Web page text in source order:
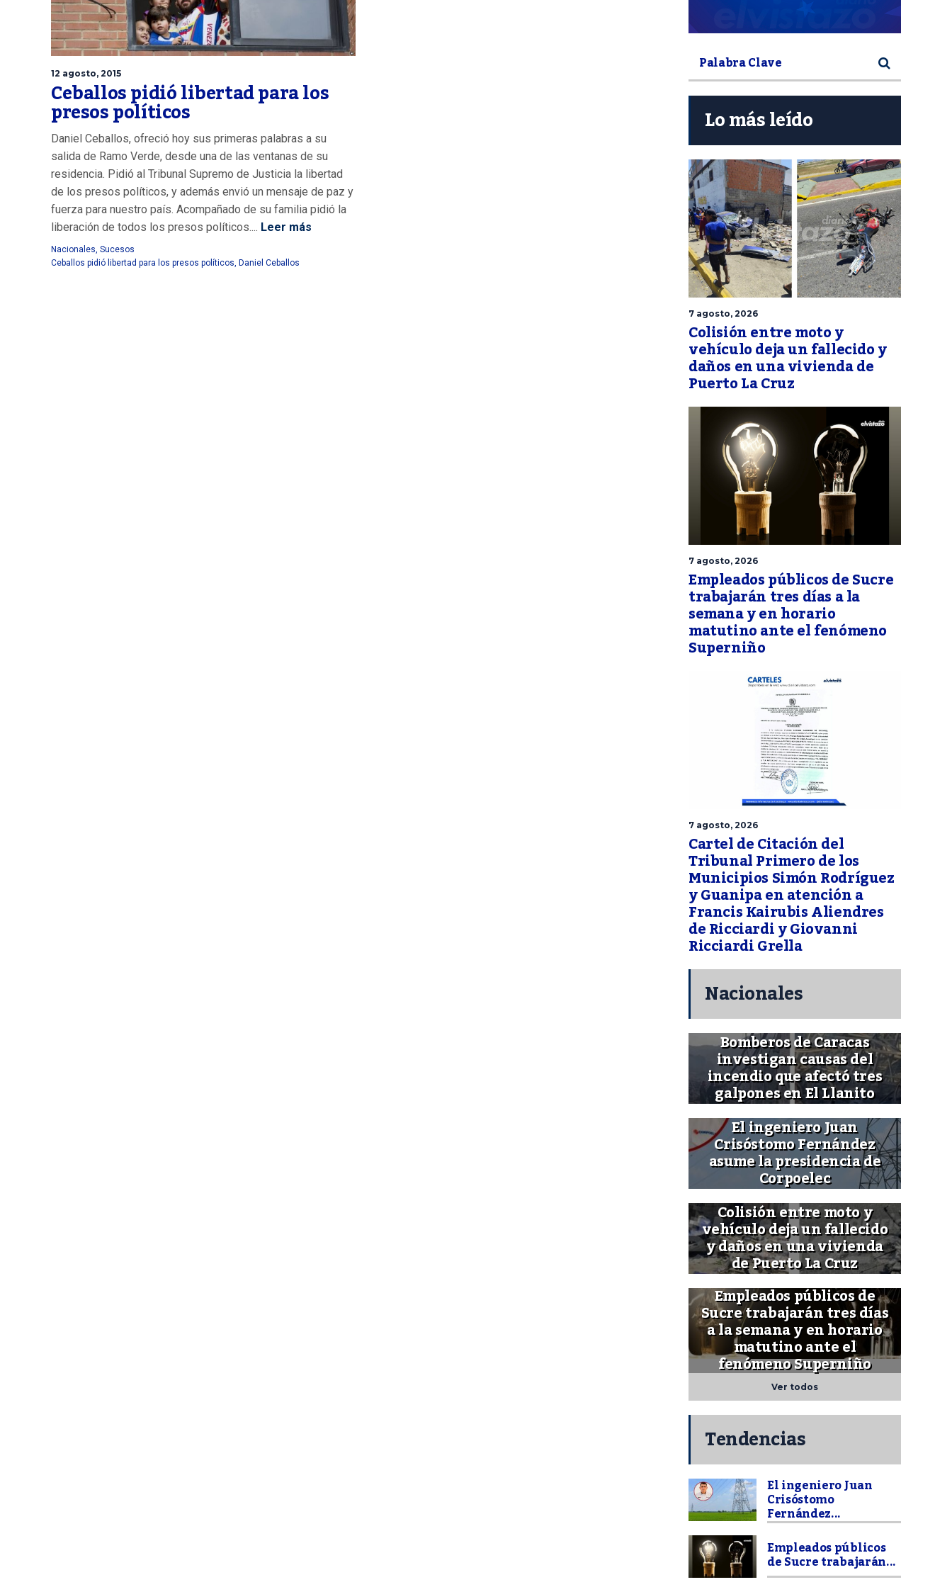
12 agosto, 2015
Ceballos pidió libertad para los
presos políticos
Daniel Ceballos, ofreció hoy sus primeras palabras a su
salida de Ramo Verde, desde una de las ventanas de su
residencia. Pidió al Tribunal Supremo de Justicia la libertad
de los presos políticos, y además envió un mensaje de paz y
fuerza para nuestro país. Acompañado de su familia pidió la
liberación de todos los presos políticos.... Leer más
Nacionales Sucesos
Ceballos pidió libertad para los presos políticos Daniel Ceballos
Lo más leído
7 agosto, 2026
Colisión entre moto y
vehículo deja un fallecido y
daños en una vivienda de
Puerto La Cruz
7 agosto, 2026
Empleados públicos de Sucre
trabajarán tres días a la
semana y en horario
matutino ante el fenómeno
Superniño
7 agosto, 2026
Cartel de Citación del
Tribunal Primero de los
Municipios Simón Rodríguez
y Guanipa en atención a
Francis Kairubis Aliendres
de Ricciardi y Giovanni
Ricciardi Grella
Nacionales
Bomberos de Caracas
investigan causas del
incendio que afectó tres
galpones en El Llanito
El ingeniero Juan
Crisóstomo Fernández
asume la presidencia de
Corpoelec
Colisión entre moto y
vehículo deja un fallecido
y daños en una vivienda
de Puerto La Cruz
Empleados públicos de
Sucre trabajarán tres días
a la semana y en horario
matutino ante el
fenómeno Superniño
Ver todos
Tendencias
El ingeniero Juan
Crisóstomo
Fernández...
Empleados públicos
de Sucre trabajarán...